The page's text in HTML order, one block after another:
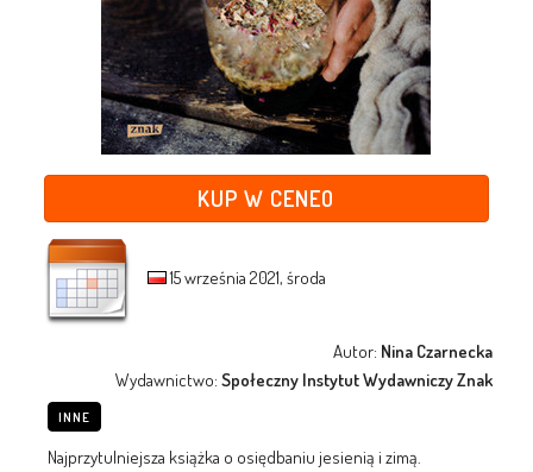
KUP W CENEO
15 września 2021, środa
Autor: Nina Czarnecka
Wydawnictwo:Społeczny Instytut Wydawniczy Znak
INNE
Najprzytulniejsza książka o osiędbaniu jesienią i zimą.